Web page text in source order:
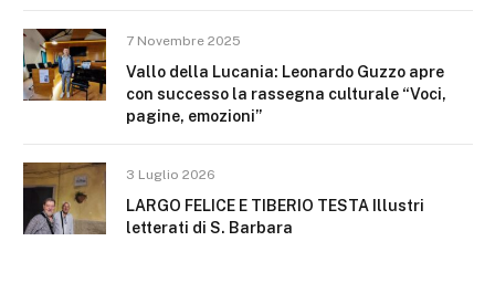
7 Novembre 2025
Vallo della Lucania: Leonardo Guzzo apre
con successo la rassegna culturale “Voci,
pagine, emozioni”
3 Luglio 2026
LARGO FELICE E TIBERIO TESTA Illustri
letterati di S. Barbara